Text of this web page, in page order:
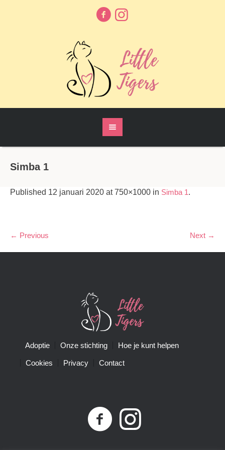
Simba 1
Published 12 januari 2020 at 750×1000 in Simba 1.
← Previous Next →
Adoptie Onze stichting Hoe je kunt helpen
Cookies Privacy Contact